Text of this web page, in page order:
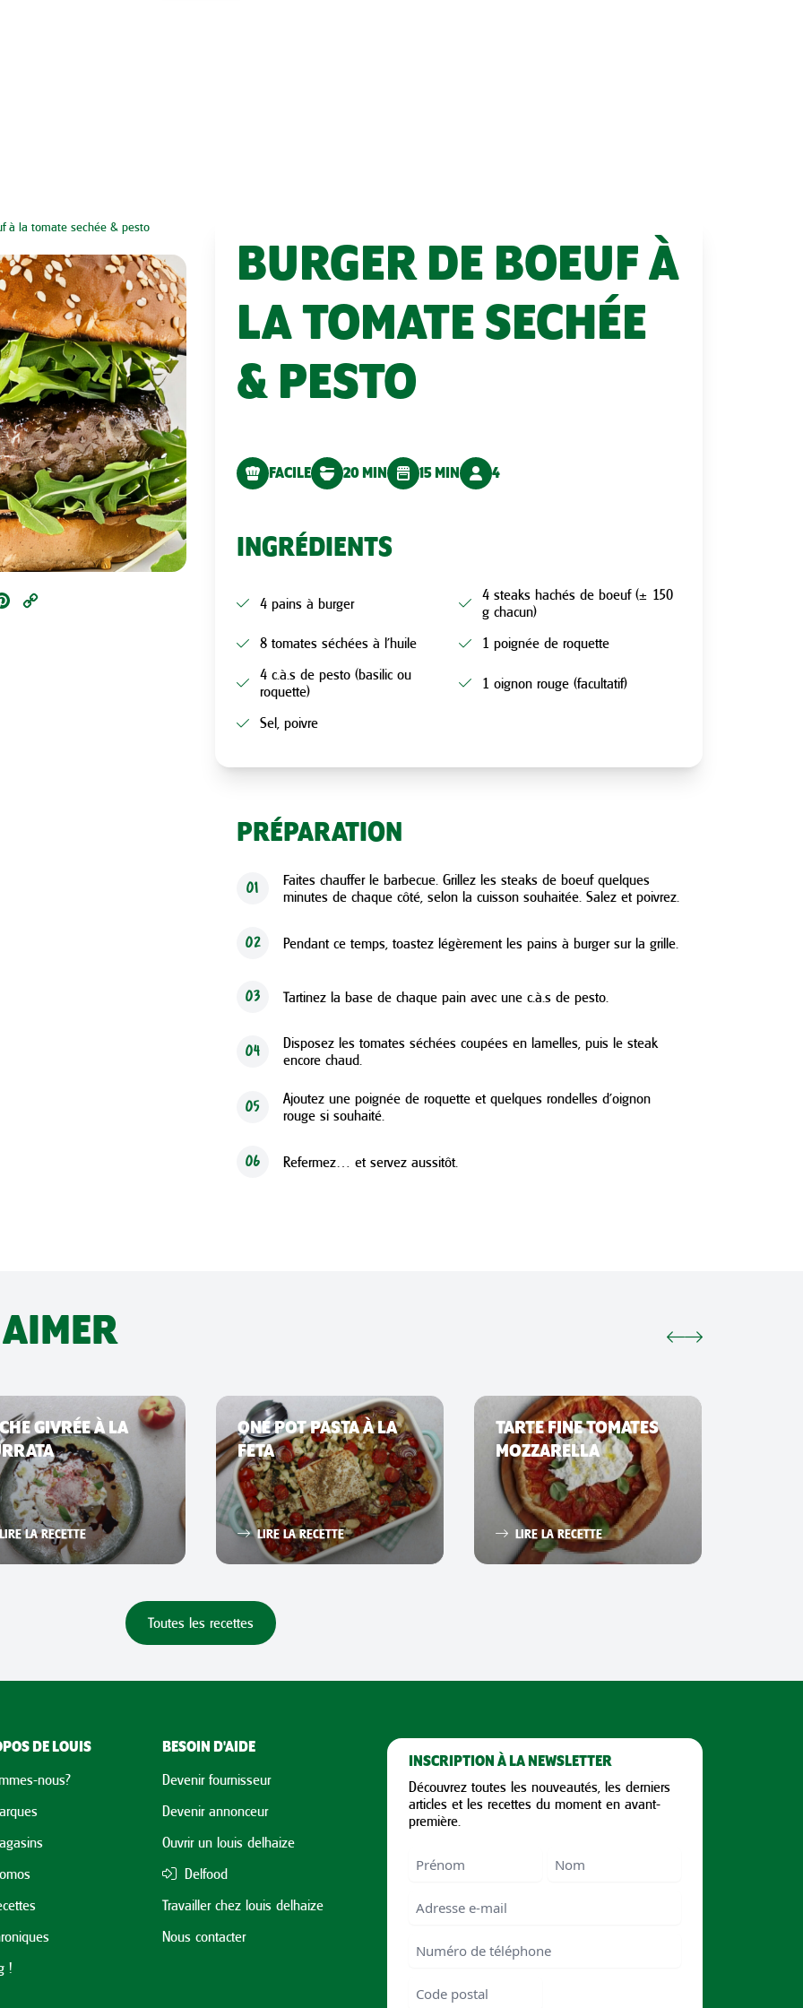
à la tomate sechée & pesto
Pinterest
BURGER DE BOEUF À
LA TOMATE SECHÉE
& PESTO
FACILE 20 MIN 15 MIN 4
INGRÉDIENTS
4 pains à burger
4 steaks hachés de boeuf (± 150
g chacun)
8 tomates séchées à l’huile
1 poignée de roquette
4 c.à.s de pesto (basilic ou
roquette)
1 oignon rouge (facultatif)
Sel, poivre
PRÉPARATION
01
Faites chauffer le barbecue. Grillez les steaks de boeuf quelques
minutes de chaque côté, selon la cuisson souhaitée. Salez et poivrez.
02 Pendant ce temps, toastez légèrement les pains à burger sur la grille.
03 Tartinez la base de chaque pain avec une c.à.s de pesto.
04
Disposez les tomates séchées coupées en lamelles, puis le steak
encore chaud.
05
Ajoutez une poignée de roquette et quelques rondelles d’oignon
rouge si souhaité.
06 Refermez… et servez aussitôt.
GIVRÉE À LA
LIRE LA RECETTE
ONE POT PASTA À LA
FETA
LIRE LA RECETTE
TARTE FINE TOMATES
MOZZARELLA
LIRE LA RECETTE
Toutes les recettes
DE LOUIS
nous?
!
BESOIN D'AIDE
Devenir fournisseur
Devenir annonceur
Ouvrir un louis delhaize
Delfood
Travailler chez louis delhaize
Nous contacter
INSCRIPTION À LA NEWSLETTER
Découvrez toutes les nouveautés, les derniers
articles et les recettes du moment en avant-
première.
Nom
Email
Numéro
téléphone
Code